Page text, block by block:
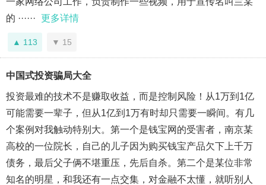
的 ······ 更多详情
113 15
中国式投资骗局大全
投资最难的技术不是赚取收益，而是控制风险！从1万到1亿
可能需要一辈子，但从1亿到1万有时却只需要一瞬间。有几
个案例对我触动特别大。第一个是钱宝网的受害者，南京某
高校的一位院长，自己的儿子因为购买钱宝产品欠下上千万
债务，最后父子俩不堪重压，先后自杀。第二个是某位非常
知名的明星，和我还有一点交集，对金融不太懂，就听别人